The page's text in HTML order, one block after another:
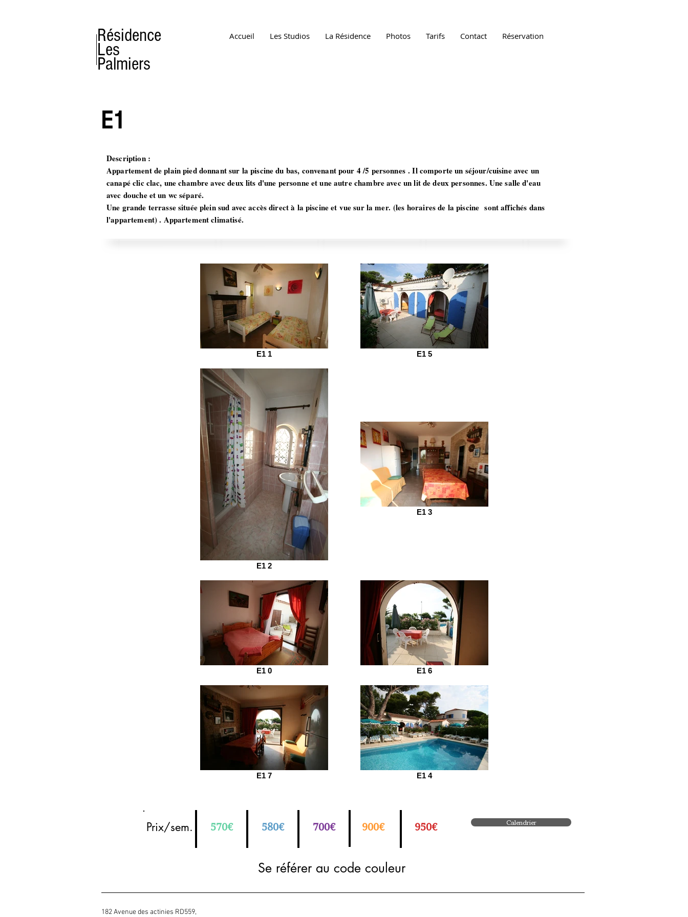
Résidence
Les
Palmiers
Accueil Les Studios La Résidence Photos Tarifs Contact Réservation
E1
Description :
Appartement de plain pied donnant sur la piscine du bas, convenant pour 4 /5 personnes . Il comporte un séjour/cuisine avec un
canapé clic clac, une chambre avec deux lits d'une personne et une autre chambre avec un lit de deux personnes. Une salle d'eau
avec douche et un wc séparé.
Une grande terrasse située plein sud avec accès direct à la piscine et vue sur la mer. (les horaires de la piscine sont affichés dans
l'appartement) . Appartement climatisé.
E1 1 E1 5
E1 2
E1 3
E1 0 E1 6
E1 7 E1 4
Prix/sem. 570€ 580€ 700€ 900€ 950€ Calendrier
Se référer au code couleur
182 Avenue des actinies RD559,